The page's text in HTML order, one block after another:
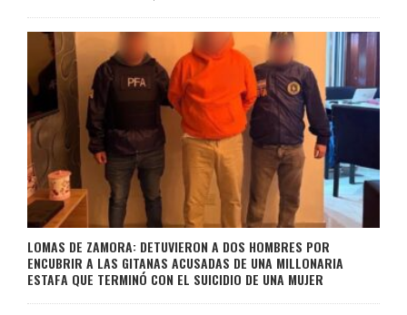
LOMAS DE ZAMORA: DETUVIERON A DOS HOMBRES POR
ENCUBRIR A LAS GITANAS ACUSADAS DE UNA MILLONARIA
ESTAFA QUE TERMINÓ CON EL SUICIDIO DE UNA MUJER